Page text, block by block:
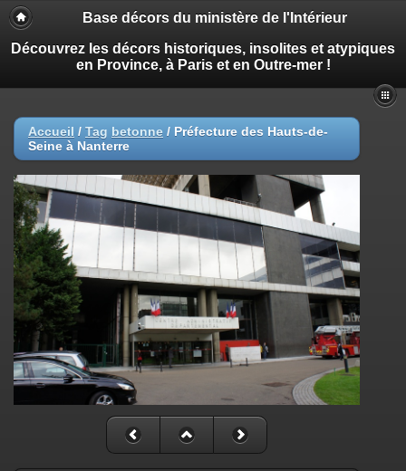
Base décors du ministère de l'Intérieur
Découvrez les décors historiques, insolites et atypiques
en Province, à Paris et en Outre-mer !
Accueil / Tag betonne / Préfecture des Hauts-de-
Seine à Nanterre